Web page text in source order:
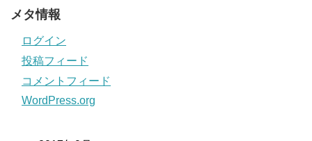
メタ情報
ログイン
投稿フィード
コメントフィード
WordPress.org